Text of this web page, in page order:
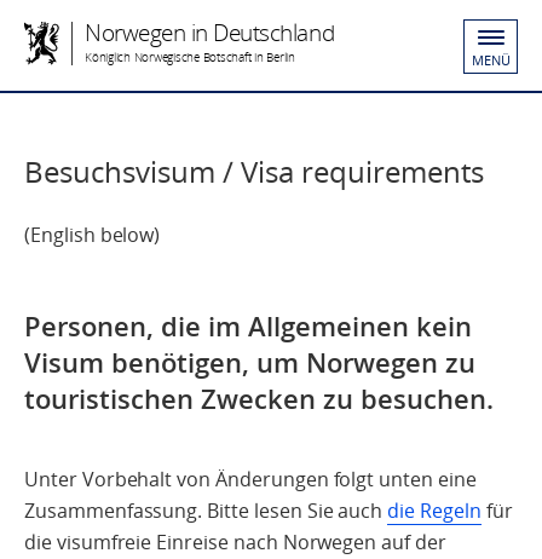
Norwegen in Deutschland
Königlich Norwegische Botschaft in Berlin MENÜ
Besuchsvisum / Visa requirements
(English below)
Personen, die im Allgemeinen kein
Visum benötigen, um Norwegen zu
touristischen Zwecken zu besuchen.
Unter Vorbehalt von Änderungen folgt unten eine
Zusammenfassung. Bitte lesen Sie auch die Regeln für
die visumfreie Einreise nach Norwegen auf der